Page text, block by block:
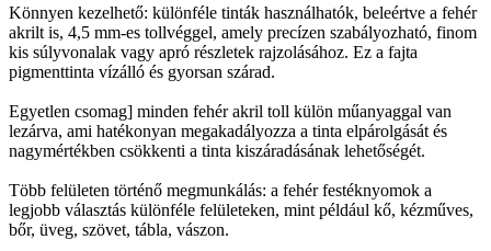
Könnyen kezelhető: különféle tinták használhatók, beleértve a fehér
akrilt is, 4,5 mm-es tollvéggel, amely precízen szabályozható, finom
kis súlyvonalak vagy apró részletek rajzolásához. Ez a fajta
pigmenttinta vízálló és gyorsan szárad.
Egyetlen csomag] minden fehér akril toll külön műanyaggal van
lezárva, ami hatékonyan megakadályozza a tinta elpárolgását és
nagymértékben csökkenti a tinta kiszáradásának lehetőségét.
Több felületen történő megmunkálás: a fehér festéknyomok a
legjobb választás különféle felületeken, mint például kő, kézműves,
bőr, üveg, szövet, tábla, vászon.